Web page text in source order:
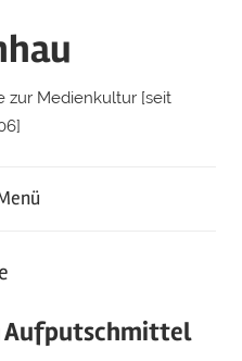
zur Medienkultur [seit
Aufputschmittel